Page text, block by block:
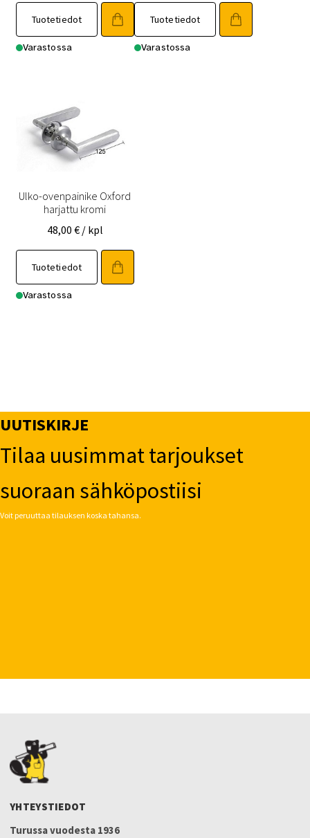
Tuotetiedot
Varastossa
Tuotetiedot
Varastossa
Ulko-ovenpainike Oxford
harjattu kromi
48,00 € / kpl
Tuotetiedot
Varastossa
UUTISKIRJE
Tilaa uusimmat tarjoukset
suoraan sähköpostiisi
Voit peruuttaa tilauksen koska tahansa.
YHTEYSTIEDOT
Turussa vuodesta 1936